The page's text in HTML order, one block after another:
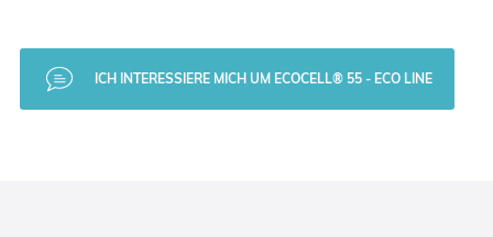
ICH INTERESSIERE MICH UM ECOCELL® 55 - ECO LINE